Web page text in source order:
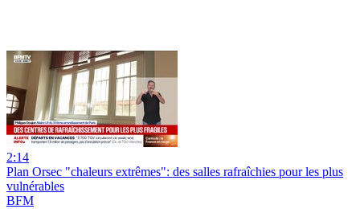
2:14
Plan Orsec "chaleurs extrêmes": des salles rafraîchies pour les plus
vulnérables
BFM